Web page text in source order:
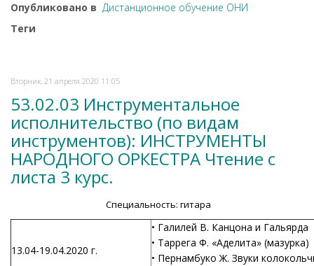
Опубликовано в Дистанционное обучение ОНИ
Теги
Вторник, 21 апреля 2020 11:05
53.02.03 Инструментальное
исполнительство (по видам
инструментов): ИНСТРУМЕНТЫ
НАРОДНОГО ОРКЕСТРА Чтение с
листа 3 курс.
Специальность: гитара
13.04-19.04.2020 г.
• Галилей В. Канцона и Гальярда
• Таррега Ф. «Аделита» (мазурка)
• Пернамбуко Ж. Звуки